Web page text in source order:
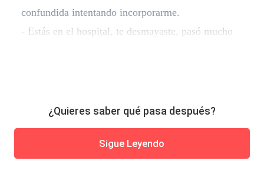
confundida intentando incorporarme.
- Estás en el hospital, te desmayaste, pasó mucho
¿Quieres saber qué pasa después?
Sigue Leyendo